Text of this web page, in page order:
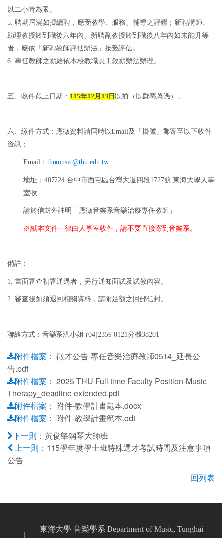
以二小時為限。
5. 聘期屆滿如擬續聘，應受教學、服務、輔導之評鑑；新聘講師、
助理教授於到職後六年內、新聘副教授於到職後八年內如未能升等
者，應依「新聘教師評估辦法」接受評估。
6. 專任教師之薪給依本校教職員工敘薪辦法辦理。
五、收件截止日期： 115年12月13日 以前（以郵戳為憑）。
六、繳件方式：應徵資料請同時以Email及「掛號」郵寄至以下收件
資訊：
Email： thumusic@thu.edu.tw
地址：407224 台中市西屯區台灣大道四段1727號 東海大學人事
室收
請於信封外註明「應徵音樂系音樂治療專任教師」
※紙本文件一律由人事室收件，請不要直接寄到音樂系。
備註：
1. 書面審查初審通過者，另行通知面試及試教內容。
2. 審查後如須退回相關資料，請附足額之回郵信封。
聯絡方式：音樂系洪小姐 (04)2359-0121分機38201
附件檔案 ： 徵才公告-專任音樂治療教師0514_延長公
告.pdf
附件檔案 ： 2025 THU Full-time Faculty Position-Music
Therapy_deadline extended.pdf
附件檔案 ： 附件-教學計畫範本.docx
附件檔案 ： 附件-教學計畫範本.odt
下一則： 黃俊肇鋼琴大師班
上一則： 115學年度學士班特殊選才考試時間及注意事項
公告
回列表
東海大學 音樂學系 Department of Music, Tunghai